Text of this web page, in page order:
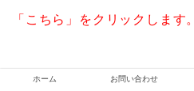
「こちら」をクリックします。
ホーム お問い合わせ